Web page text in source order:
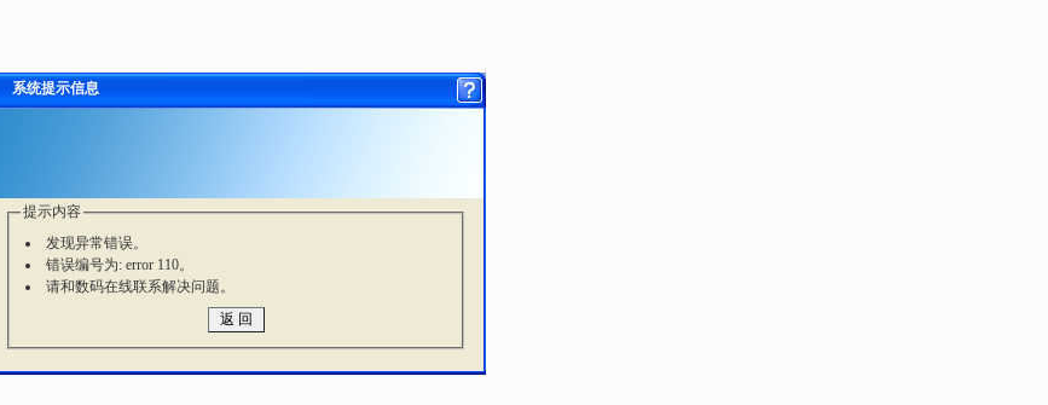
系统提示信息
提示内容
发现异常错误。
错误编号为: error 110。
请和数码在线联系解决问题。